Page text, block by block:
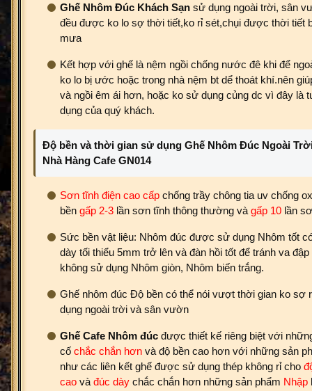
Ghế Nhôm Đúc Khách Sạn sử dụng ngoài trời, sân
đều được ko lo sợ thời tiết,ko rỉ sét,chụi được thời tiết
mưa
Kết hợp với ghế là nệm ngồi chống nước đê khi để
ko lo bị ước hoặc trong nhà nệm bt dể thoát khí.nên
và ngồi êm ái hơn, hoặc ko sử dụng củng dc vì đây là
dụng của quý khách.
Độ bền và thời gian sử dụng Ghế Nhôm Đúc Ngoài
Nhà Hàng Cafe GN014
Sơn tĩnh điện cao cấp chống trầy chông tia uv chống
bền gấp 2-3 lần sơn tĩnh thông thường và gấp 10 lần
Sức bền vật liệu: Nhôm đúc được sử dụng Nhôm tốt
dày tối thiểu 5mm trở lên và đàn hồi tốt để tránh va
không sử dụng Nhôm giòn, Nhôm biến trắng.
Ghế nhôm đúc Độ bền có thể nói vượt thời gian ko sợ
dụng ngoài trời và sân vườn
Ghế Cafe Nhôm đúc được thiết kế riêng biệt với
cố chắc chắn hơn và độ bền cao hơn với những sản
như các liên kết ghế được sử dụng thép không rỉ cho
cao và đúc dày chắc chắn hơn những sản phẩm Nhập